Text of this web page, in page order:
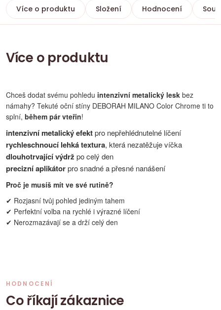
Více o produktu Složení Hodnocení
Více o produktu
Chceš dodat svému pohledu intenzivní metalický lesk bez
námahy? Tekuté oční stíny DEBORAH MILANO Color Chrome ti to
splní, během pár vteřin!
intenzivní metalický efektpro nepřehlédnutelné líčení
rychleschnoucí lehká textura, která nezatěžuje víčka
dlouhotrvající výdrž po celý den
precizní aplikátorpro snadné a přesné nanášení
Proč je musíš mít ve své rutině?
✔ Rozjasní tvůj pohled jediným tahem
✔ Perfektní volba na rychlé i výrazné líčení
✔ Nerozmazávají se a drží celý den
HODNOCENÍ
Co říkají zákaznice